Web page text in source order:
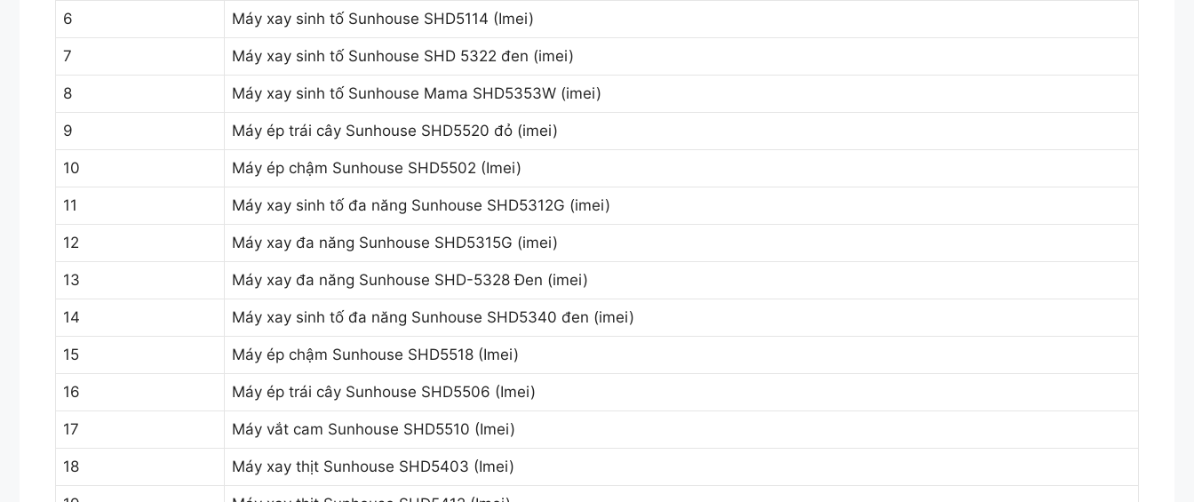
6 Máy xay sinh tố Sunhouse SHD5114 (Imei)
7 Máy xay sinh tố Sunhouse SHD 5322 đen (imei)
8 Máy xay sinh tố Sunhouse Mama SHD5353W (imei)
9 Máy ép trái cây Sunhouse SHD5520 đỏ (imei)
10 Máy ép chậm Sunhouse SHD5502 (Imei)
11 Máy xay sinh tố đa năng Sunhouse SHD5312G (imei)
12 Máy xay đa năng Sunhouse SHD5315G (imei)
13 Máy xay đa năng Sunhouse SHD-5328 Đen (imei)
14 Máy xay sinh tố đa năng Sunhouse SHD5340 đen (imei)
15 Máy ép chậm Sunhouse SHD5518 (Imei)
16 Máy ép trái cây Sunhouse SHD5506 (Imei)
17 Máy vắt cam Sunhouse SHD5510 (Imei)
18 Máy xay thịt Sunhouse SHD5403 (Imei)